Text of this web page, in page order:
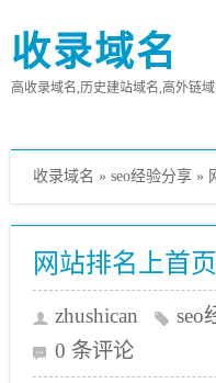
收录域名
高收录域名,历史建站域名,高外链
收录域名 » seo经验分享 »
网站排名上首
zhushican seo
0 条评论